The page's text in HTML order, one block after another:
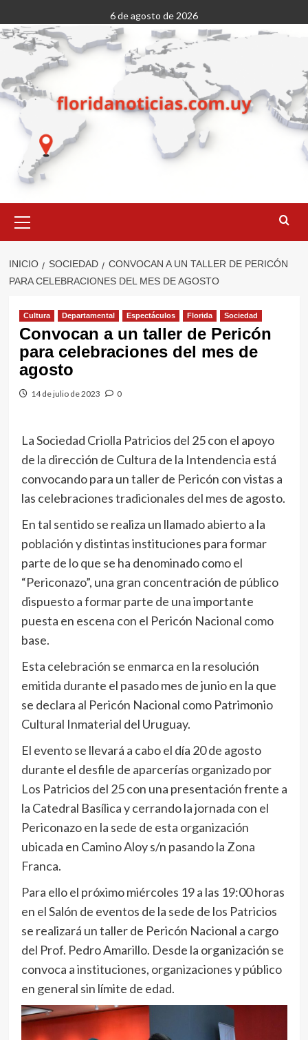
al
contenido
6 de agosto de 2026
primario
INICIO SOCIEDAD
CONVOCAN A UN TALLER DE PERICÓN
PARA CELEBRACIONES DEL MES DE AGOSTO
Cultura Departamental Espectáculos Florida Sociedad
Convocan a un taller de Pericón
para celebraciones del mes de
agosto
14 de julio de 2023 0
La Sociedad Criolla Patricios del 25 con el apoyo
de la dirección de Cultura de la Intendencia está
convocando para un taller de Pericón con vistas a
las celebraciones tradicionales del mes de agosto.
En tal sentido se realiza un llamado abierto a la
población y distintas instituciones para formar
parte de lo que se ha denominado como el
“Periconazo”, una gran concentración de público
dispuesto a formar parte de una importante
puesta en escena con el Pericón Nacional como
base.
Esta celebración se enmarca en la resolución
emitida durante el pasado mes de junio en la que
se declara al Pericón Nacional como Patrimonio
Cultural Inmaterial del Uruguay.
El evento se llevará a cabo el día 20 de agosto
durante el desfile de aparcerías organizado por
Los Patricios del 25 con una presentación frente a
la Catedral Basílica y cerrando la jornada con el
Periconazo en la sede de esta organización
ubicada en Camino Aloy s/n pasando la Zona
Franca.
Para ello el próximo miércoles 19 a las 19:00 horas
en el Salón de eventos de la sede de los Patricios
se realizará un taller de Pericón Nacional a cargo
del Prof. Pedro Amarillo. Desde la organización se
convoca a instituciones, organizaciones y público
en general sin límite de edad.